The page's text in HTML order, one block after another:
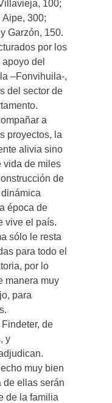
100;
300;
Garzón, 150.
por los
del
–Fonvihuila-,
del sector de
a
proyectos, la
alivia sino
vida de miles
de
época de
vive el país.
sólo le resta
para todo el
por lo
manera muy
para
de
y
muy bien
de ellas serán
de la familia